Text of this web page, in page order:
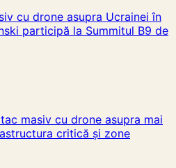
cu drone asupra Ucrainei în
participă la Summitul B9 de
masiv cu drone asupra mai
critică și zone